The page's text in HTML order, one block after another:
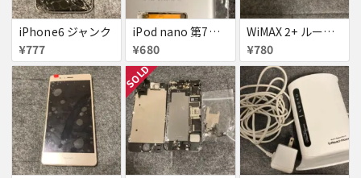
iPhone6 ジャンク
¥777
iPod nano 第7世代
¥680
WiMAX 2+ ルーター WX01 クレードル付き
¥780
SOLD